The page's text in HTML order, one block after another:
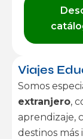
Viajes
Somos
extranjero,
aprendizaje,
destinos más